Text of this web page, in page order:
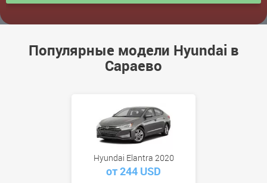
Популярные модели Hyundai в
Сараево
Hyundai Elantra 2020
от 244 USD